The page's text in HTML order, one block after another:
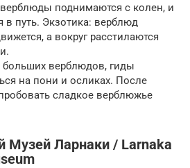
поднимаются с колен, и
в путь. Экзотика: верблюд
а вокруг расстилаются
больших верблюдов, гиды
на пони и осликах. После
сладкое верблюжье
Музей Ларнаки / Larnaka